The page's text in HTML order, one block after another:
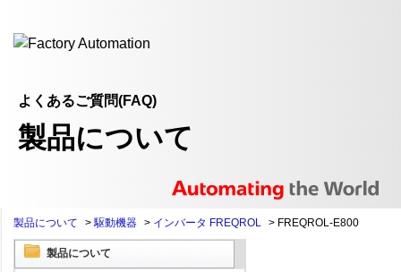
よくあるご質問(FAQ)
製品について
製品について >駆動機器 > インバータ FREQROL > FREQROL-E800
製品について